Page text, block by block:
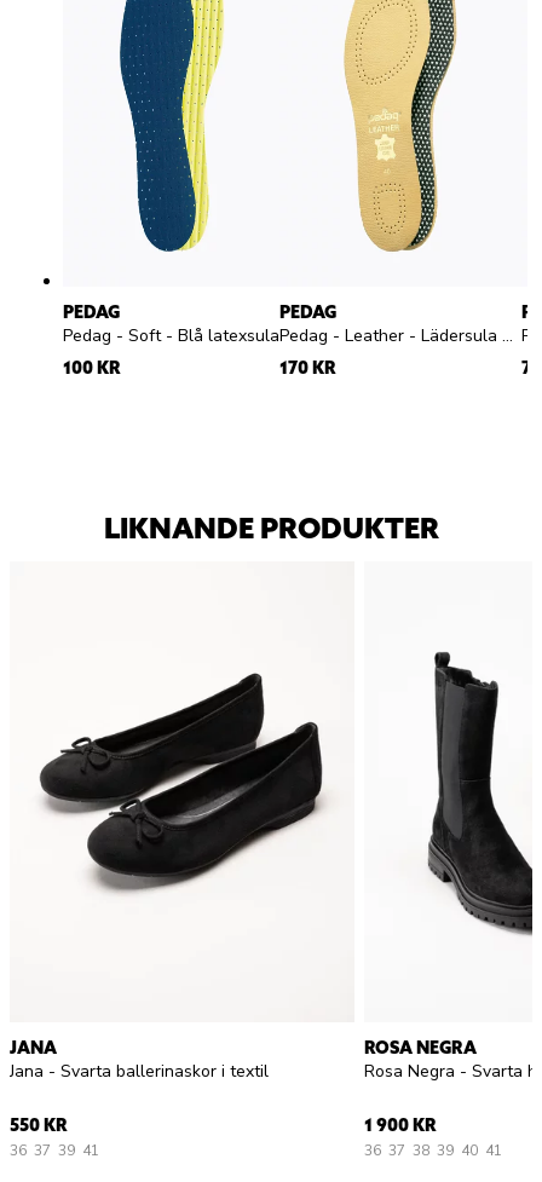
PEDAG
Pedag - Soft - Blå latexsula
100 KR
PEDAG
Pedag - Leather - Lädersula med aktivt kol
170 KR
LIKNANDE PRODUKTER
JANA
Jana - Svarta ballerinaskor i textil
550 KR
36 37 39 41
ROSA NEGRA
1 900 KR
36 37 38 39 40 41